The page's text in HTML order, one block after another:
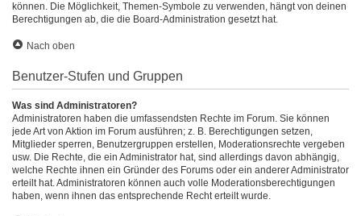
können. Die Möglichkeit, Themen-Symbole zu verwenden, hängt von deinen
Berechtigungen ab, die die Board-Administration gesetzt hat.
Nach oben
Benutzer-Stufen und Gruppen
Was sind Administratoren?
Administratoren haben die umfassendsten Rechte im Forum. Sie können
jede Art von Aktion im Forum ausführen; z. B. Berechtigungen setzen,
Mitglieder sperren, Benutzergruppen erstellen, Moderationsrechte vergeben
usw. Die Rechte, die ein Administrator hat, sind allerdings davon abhängig,
welche Rechte ihnen ein Gründer des Forums oder ein anderer Administrator
erteilt hat. Administratoren können auch volle Moderationsberechtigungen
haben, wenn ihnen das entsprechende Recht erteilt wurde.